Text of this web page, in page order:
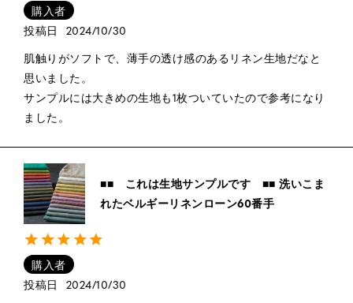
購入者
投稿日
2024/10/30
肌触りがソフトで、薄手の透け感のあるリネン生地だなと
思いました。
サンプルには大きめの生地も1枚ついていたので参考になり
ました。
■■ これは生地サンプルです ■■ 洗いこま
れたベルギーリネンローン60番手
購入者
投稿日
2024/10/30